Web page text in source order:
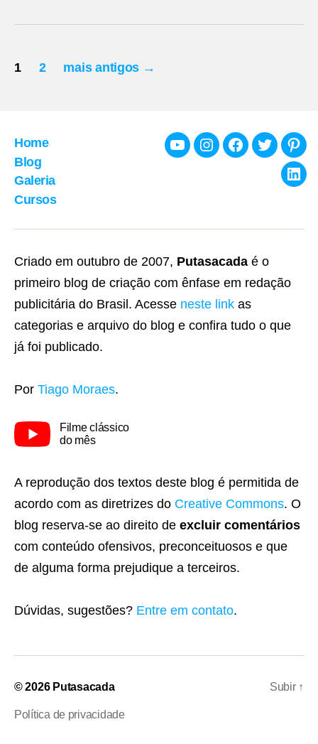
Paginação
1 2 mais antigos →
Home
Blog
Galeria
Cursos
YoutubeInstagramFacebook
Twitter
Criado em outubro de 2007, Putasacada é o
primeiro blog de criação com ênfase em redação
publicitária do Brasil. Acesse neste link as
categorias e arquivo do blog e confira tudo o que
já foi publicado.
Por Tiago Moraes.
Filme clássico
do mês
A reprodução dos textos deste blog é permitida de
acordo com as diretrizes do Creative Commons. O
blog reserva-se ao direito de excluir comentários
com conteúdo ofensivos, preconceituosos e que
de alguma forma prejudique a terceiros.
Dúvidas, sugestões? Entre em contato.
© 2026 Putasacada
Política de privacidade
Subir ↑